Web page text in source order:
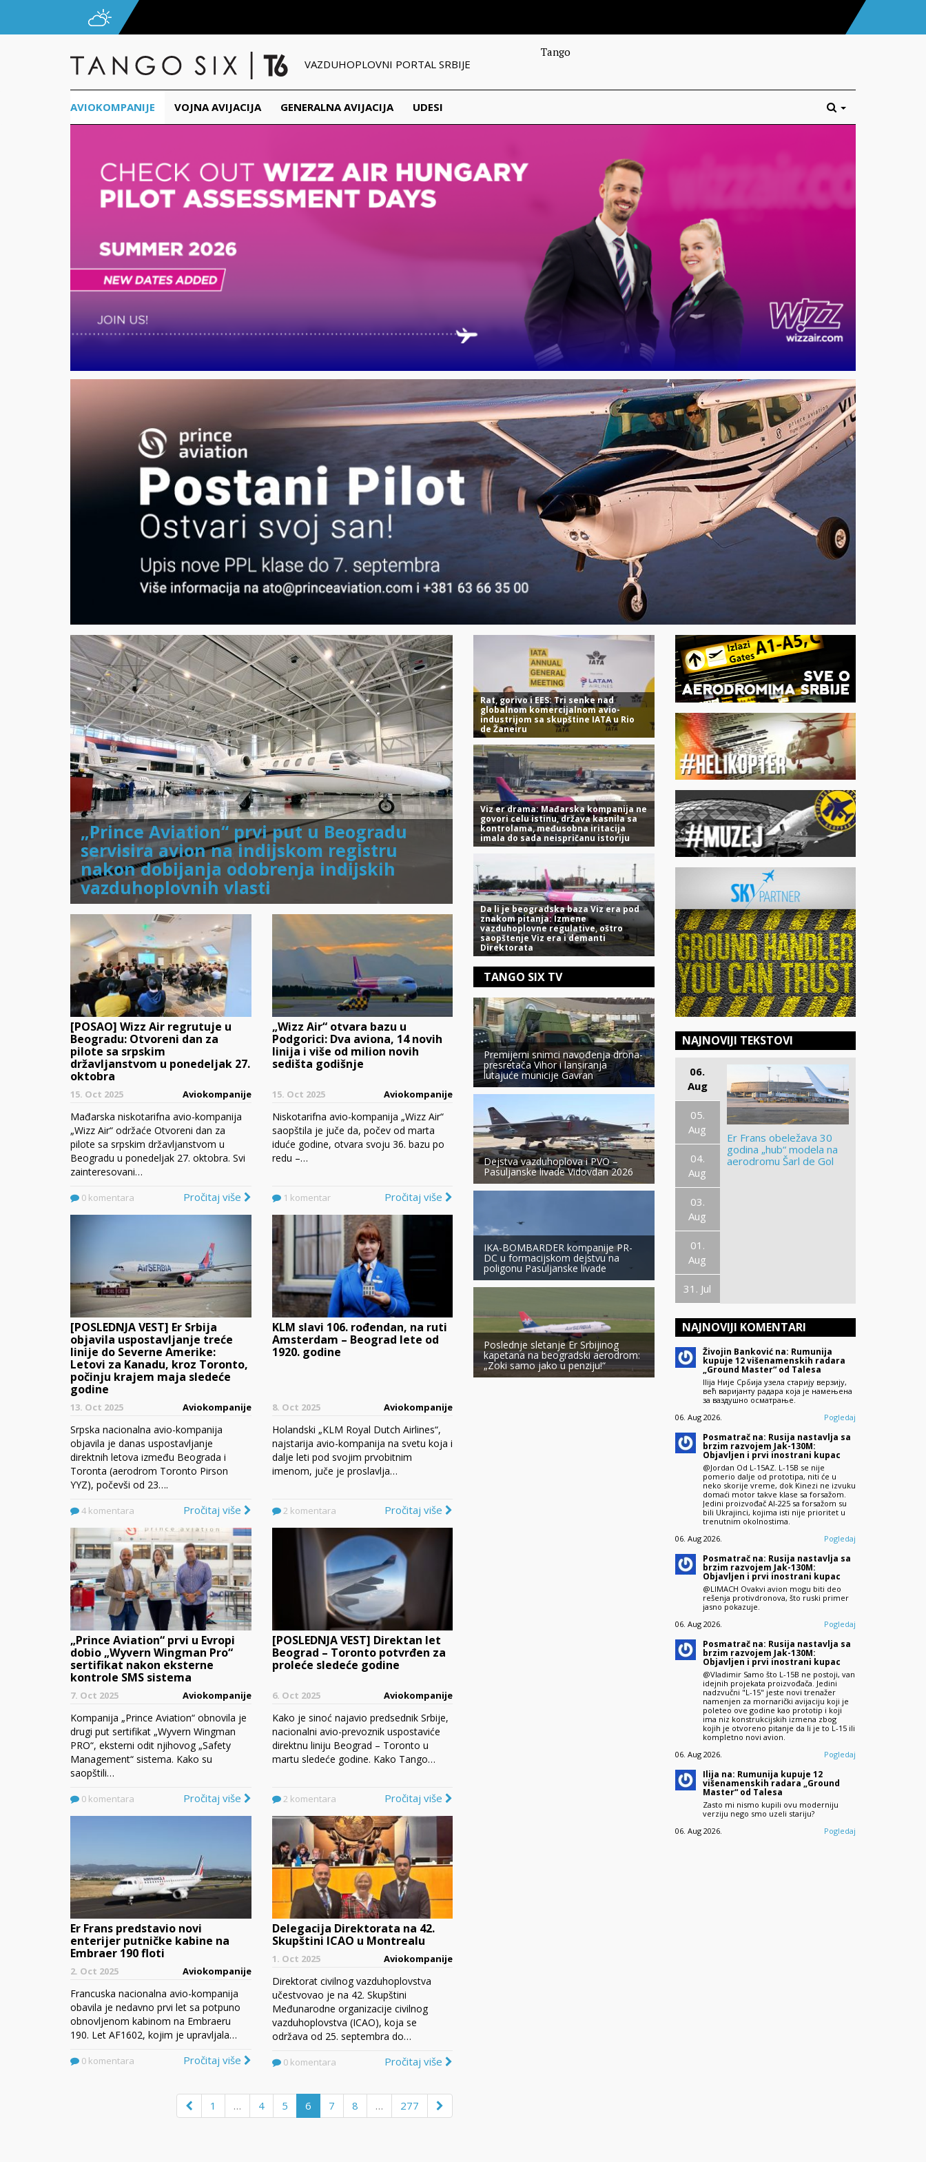
VAZDUHOPLOVNI PORTAL SRBIJE
Tango
AVIOKOMPANIJE VOJNA AVIJACIJA GENERALNA AVIJACIJA UDESI
„Prince Aviation“ prvi put u Beogradu
servisira avion na indijskom registru
nakon dobijanja odobrenja indijskih
vazduhoplovnih vlasti
[POSAO] Wizz Air regrutuje u
Beogradu: Otvoreni dan za
pilote sa srpskim
državljanstvom u ponedeljak 27.
oktobra
15. Oct 2025 Aviokompanije
Mađarska niskotarifna avio-kompanija
„Wizz Air“ održaće Otvoreni dan za
pilote sa srpskim državljanstvom u
Beogradu u ponedeljak 27. oktobra. Svi
zainteresovani…
0 komentara Pročitaj više
„Wizz Air“ otvara bazu u
Podgorici: Dva aviona, 14 novih
linija i više od milion novih
sedišta godišnje
15. Oct 2025 Aviokompanije
Niskotarifna avio-kompanija „Wizz Air“
saopštila je juče da, počev od marta
iduće godine, otvara svoju 36. bazu po
redu –…
1 komentar Pročitaj više
[POSLEDNJA VEST] Er Srbija
objavila uspostavljanje treće
linije do Severne Amerike:
Letovi za Kanadu, kroz Toronto,
počinju krajem maja sledeće
godine
13. Oct 2025 Aviokompanije
Srpska nacionalna avio-kompanija
objavila je danas uspostavljanje
direktnih letova između Beograda i
Toronta (aerodrom Toronto Pirson
YYZ), počevši od 23….
4 komentara Pročitaj više
KLM slavi 106. rođendan, na ruti
Amsterdam – Beograd lete od
1920. godine
8. Oct 2025 Aviokompanije
Holandski „KLM Royal Dutch Airlines“,
najstarija avio-kompanija na svetu koja i
dalje leti pod svojim prvobitnim
imenom, juče je proslavlja…
2 komentara Pročitaj više
„Prince Aviation“ prvi u Evropi
dobio „Wyvern Wingman Pro“
sertifikat nakon eksterne
kontrole SMS sistema
7. Oct 2025 Aviokompanije
Kompanija „Prince Aviation“ obnovila je
drugi put sertifikat „Wyvern Wingman
PRO“, eksterni odit njihovog „Safety
Management“ sistema. Kako su
saopštili…
0 komentara Pročitaj više
[POSLEDNJA VEST] Direktan let
Beograd – Toronto potvrđen za
proleće sledeće godine
6. Oct 2025 Aviokompanije
Kako je sinoć najavio predsednik Srbije,
nacionalni avio-prevoznik uspostaviće
direktnu liniju Beograd – Toronto u
martu sledeće godine. Kako Tango…
2 komentara Pročitaj više
Er Frans predstavio novi
enterijer putničke kabine na
Embraer 190 floti
2. Oct 2025 Aviokompanije
Francuska nacionalna avio-kompanija
obavila je nedavno prvi let sa potpuno
obnovljenom kabinom na Embraeru
190. Let AF1602, kojim je upravljala…
0 komentara Pročitaj više
Delegacija Direktorata na 42.
Skupštini ICAO u Montrealu
1. Oct 2025 Aviokompanije
Direktorat civilnog vazduhoplovstva
učestvovao je na 42. Skupštini
Međunarodne organizacije civilnog
vazduhoplovstva (ICAO), koja se
održava od 25. septembra do…
0 komentara Pročitaj više
1 … 4 5 6 7 8 … 277
Rat, gorivo i EES: Tri senke nad
globalnom komercijalnom avio-
industrijom sa skupštine IATA u Rio
de Žaneiru
Viz er drama: Mađarska kompanija ne
govori celu istinu, država kasnila sa
kontrolama, međusobna iritacija
imala do sada neispričanu istoriju
Da li je beogradska baza Viz era pod
znakom pitanja: Izmene
vazduhoplovne regulative, oštro
saopštenje Viz era i demanti
Direktorata
TANGO SIX TV
Premijerni snimci navođenja drona-
presretača Vihor i lansiranja
lutajuće municije Gavran
Dejstva vazduhoplova i PVO –
Pasuljanske livade Vidovdan 2026
IKA-BOMBARDER kompanije PR-
DC u formacijskom dejstvu na
poligonu Pasuljanske livade
Poslednje sletanje Er Srbijinog
kapetana na beogradski aerodrom:
„Zoki samo jako u penziju!“
NAJNOVIJI TEKSTOVI
06.
Aug
05.
Aug
04.
Aug
03.
Aug
01.
Aug
31. Jul
Er Frans obeležava 30
godina „hub“ modela na
aerodromu Šarl de Gol
NAJNOVIJI KOMENTARI
Živojin Banković na: Rumunija
kupuje 12 višenamenskih radara
„Ground Master“ od Talesa
Ilija Није Србија узела старију верзију,
већ варијанту радара која је намењена
за ваздушно осматрање.
06. Aug 2026.
Pogledaj
Posmatrač na: Rusija nastavlja sa
brzim razvojem Jak-130M:
Objavljen i prvi inostrani kupac
@Jordan Od L-15AZ. L-15B se nije
pomerio dalje od prototipa, niti će u
neko skorije vreme, dok Kinezi ne izvuku
domaći motor takve klase sa forsažom.
Jedini proizvođač AI-225 sa forsažom su
bili Ukrajinci, kojima isti nije prioritet u
trenutnim okolnostima.
06. Aug 2026.
Pogledaj
Posmatrač na: Rusija nastavlja sa
brzim razvojem Jak-130M:
Objavljen i prvi inostrani kupac
@LIMACH Ovakvi avion mogu biti deo
rešenja protivdronova, što ruski primer
jasno pokazuje.
06. Aug 2026.
Pogledaj
Posmatrač na: Rusija nastavlja sa
brzim razvojem Jak-130M:
Objavljen i prvi inostrani kupac
@Vladimir Samo što L-15B ne postoji, van
idejnih projekata proizvođača. Jedini
nadzvučni "L-15" jeste novi trenažer
namenjen za mornarički avijaciju koji je
poleteo ove godine kao prototip i koji
ima niz konstrukcijskih izmena zbog
kojih je otvoreno pitanje da li je to L-15 ili
kompletno novi avion.
06. Aug 2026.
Pogledaj
Ilija na: Rumunija kupuje 12
višenamenskih radara „Ground
Master“ od Talesa
Zasto mi nismo kupili ovu moderniju
verziju nego smo uzeli stariju?
06. Aug 2026.
Pogledaj